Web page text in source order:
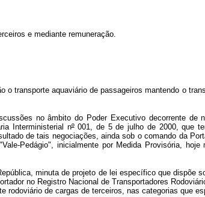
e mediante remuneração.
transporte aquaviário de passageiros mantendo o
no âmbito do Poder Executivo decorrente de
Interministerial nº001, de 5 de julho de 2000, que
de tais negociações, ainda sob o comando da
Pedágio", inicialmente por Medida Provisória,
minuta de projeto de lei específico que dispõe
no Registro Nacional de Transportadores
rodoviário de cargas de terceiros, nas categorias que